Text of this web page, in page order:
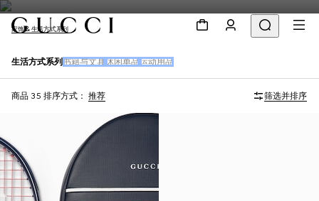
家饰 & 生活方式系列
生活方式系列 书籍与文具 休闲单品 运动用品
商品 35 排序方式： 推荐 筛选并排序